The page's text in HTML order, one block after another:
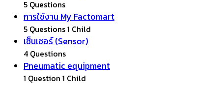
5 Questions
การใช้งาน My Factomart
5 Questions1 Child
เซ็นเซอร์ (Sensor)
4 Questions
Pneumatic equipment
1 Question 1 Child